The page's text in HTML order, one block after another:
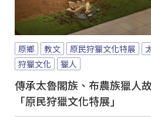
原鄉 教文 原民狩獵文化特展
狩獵文化
獵人
傳承太魯閣族、布農族獵人
「原民狩獵文化特展」